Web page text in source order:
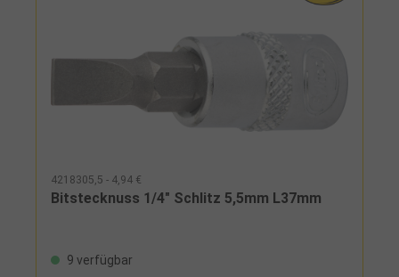
4218305,5 - 4,94 €
Bitstecknuss 1/4" Schlitz 5,5mm L37mm
9 verfügbar